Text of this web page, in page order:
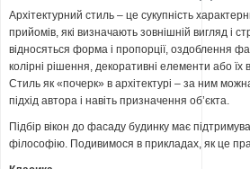
Архітектурний стиль – це сукупність
прийомів, які визначають зовнішній вигляд і
відносяться форма і пропорції, оздоблення
колірні рішення, декоративні елементи або їх
Стиль як «почерк» в архітектурі – за ним
підхід автора і навіть призначення об’єкта.
Підбір вікон до фасаду будинку має
філософію. Подивимося в прикладах, як це